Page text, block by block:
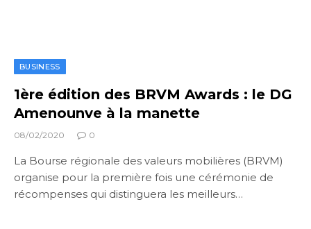
BUSINESS
1ère édition des BRVM Awards : le DG
Amenounve à la manette
08/02/2020 0
La Bourse régionale des valeurs mobilières (BRVM)
organise pour la première fois une cérémonie de
récompenses qui distinguera les meilleurs…